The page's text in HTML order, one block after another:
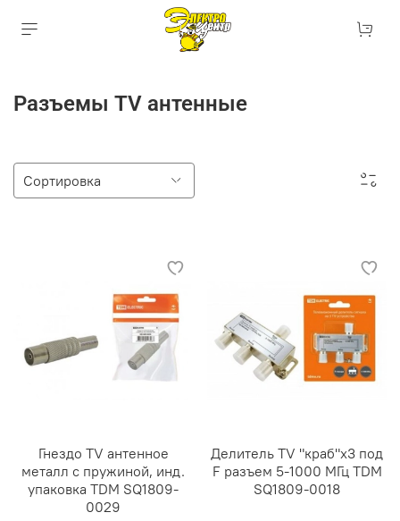
Разъемы TV антенные
Гнездо TV антенное
металл с пружиной, инд.
упаковка TDM SQ1809-
0029
Делитель TV "краб"х3 под
F разъем 5-1000 МГц TDM
SQ1809-0018